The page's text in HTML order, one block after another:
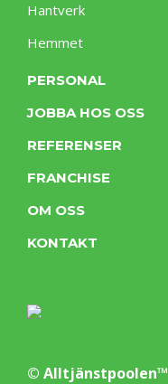
Hantverk
Hemmet
PERSONAL
JOBBA HOS OSS
REFERENSER
FRANCHISE
OM OSS
KONTAKT
© Alltjänstpoolen™